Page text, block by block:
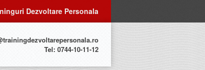
Dezvoltare Personala
Tel: 0744-10-11-12